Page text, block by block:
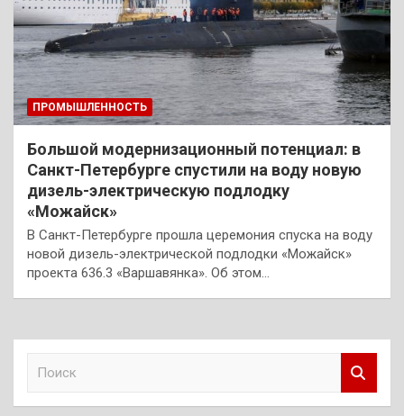
ПРОМЫШЛЕННОСТЬ
Большой модернизационный потенциал: в
Санкт-Петербурге спустили на воду новую
дизель-электрическую подлодку
«Можайск»
В Санкт-Петербурге прошла церемония спуска на воду
новой дизель-электрической подлодки «Можайск»
проекта 636.3 «Варшавянка». Об этом…